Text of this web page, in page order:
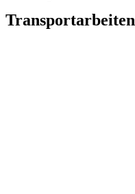
Transportarbeiten